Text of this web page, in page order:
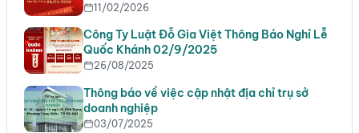
11/02/2026
Công Ty Luật Đỗ Gia Việt Thông Báo Nghỉ Lễ
Quốc Khánh 02/9/2025
26/08/2025
Thông báo về việc cập nhật địa chỉ trụ sở
doanh nghiệp
03/07/2025